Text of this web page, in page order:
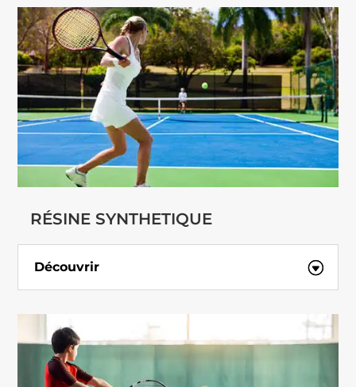
RÉSINE SYNTHETIQUE
Découvrir